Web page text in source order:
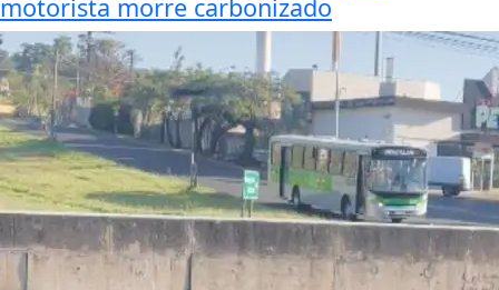
motorista morre carbonizado